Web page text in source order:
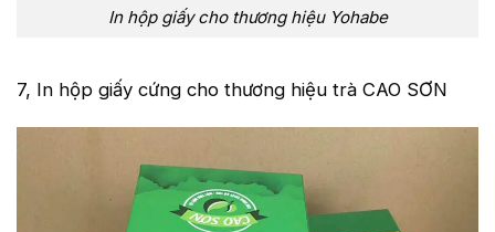
In hộp giấy cho thương hiệu Yohabe
7, In hộp giấy cứng cho thương hiệu trà CAO SƠN